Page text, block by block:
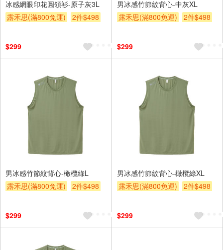
冰感網眼印花圓領衫-原子灰3L
露禾思(滿800免運)
2件$498
$299
男冰感竹節紋背心-中灰XL
露禾思(滿800免運)
2件$498
$299
男冰感竹節紋背心-橄欖綠L
露禾思(滿800免運)
2件$498
$299
男冰感竹節紋背心-橄欖綠XL
露禾思(滿800免運)
2件$498
$299